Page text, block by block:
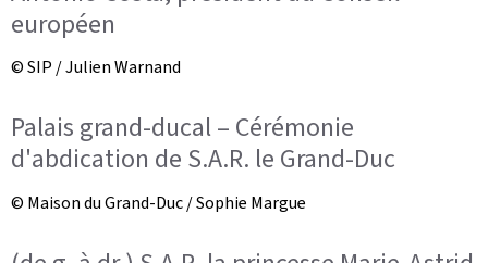
européen
© SIP / Julien Warnand
Palais grand-ducal – Cérémonie
d'abdication de S.A.R. le Grand-Duc
© Maison du Grand-Duc / Sophie Margue